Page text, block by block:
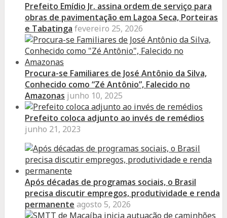
Prefeito Emídio Jr. assina ordem de serviço para
obras de pavimentação em Lagoa Seca, Porteiras
e Tabatinga fevereiro 25, 2026
Procura-se Familiares de José Antônio da Silva,
Conhecido como “Zé Antônio”, Falecido no
Amazonas junho 10, 2025
Prefeito coloca adjunto ao invés de remédios
junho 21, 2023
Após décadas de programas sociais, o Brasil
precisa discutir empregos, produtividade e renda
permanente agosto 5, 2026